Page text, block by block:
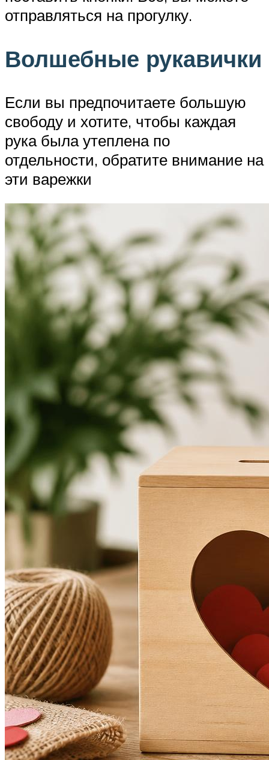
отправляться на прогулку.
Волшебные рукавички
Если вы предпочитаете большую
свободу и хотите, чтобы каждая
рука была утеплена по
отдельности, обратите внимание на
эти варежки